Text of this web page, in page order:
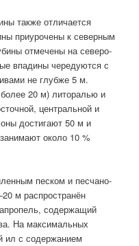
также отличается
приурочены к северным
отмечены на северо-
впадины чередуются с
не глубже 5 м.
20 м) литоралью и
центральной и
достигают 50 м и
около 10 %
песком и песчано-
м распространён
содержащий
На максимальных
ил с содержанием